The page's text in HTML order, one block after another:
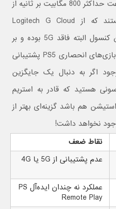
وای فای بسیار قدرتمند با سرعت حداکثر 800 مگابیت بر ثانیه از
جمله ویژگی‌های جذابی هستند که از Logitech G Cloud
محصولی کامل ساخته‌اند. این کنسول البته فاقد 5G بوده و بر
خلاف پلی استیشن پورتال از بازی‌های انحصاری PS5 پشتیبانی
اگر به دنبال یک جایگزین
هستید که قادر به استریم
هم باشد گزینه‌ای بهتر از
نخواهد داشت!
نقاط ضعف
عدم پشتیبانی از 5G یا 4G
عملکرد نه چندان ایده‌آل PS
Remote Play